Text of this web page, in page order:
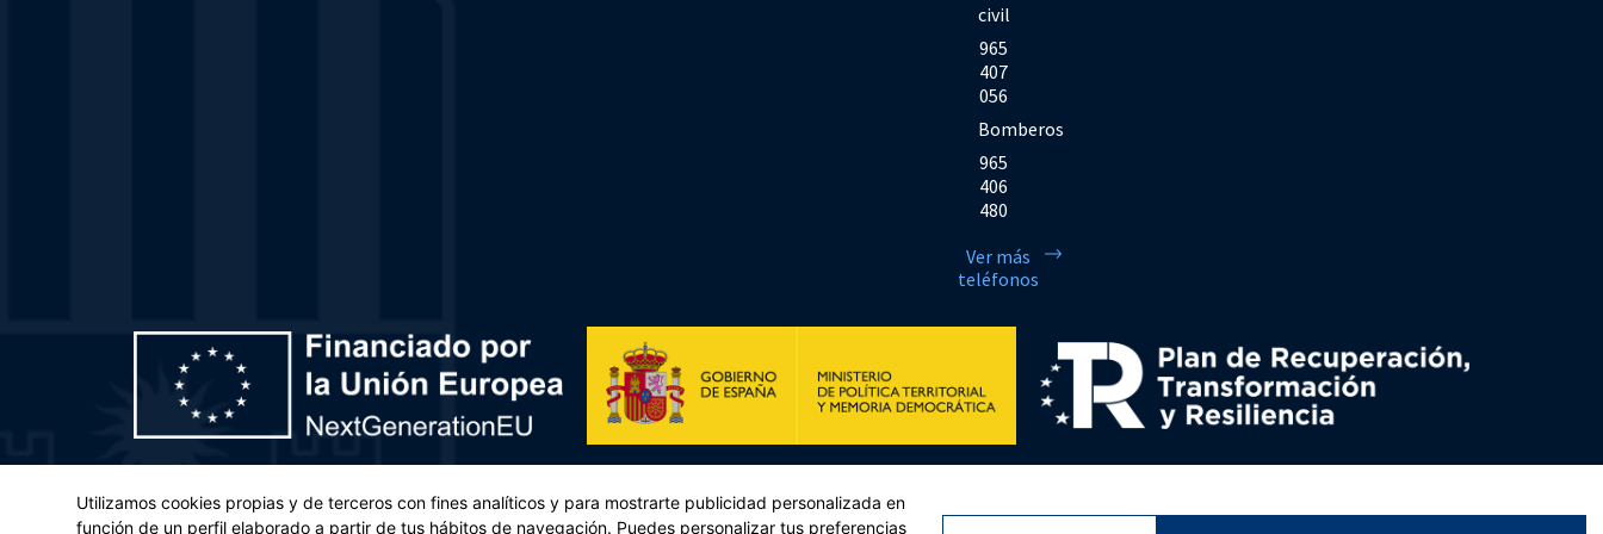
civil
965
407
056
Bomberos
965
406
480
Ver más
teléfonos
(UE) 2021/241 del Parlamento Europeo y del Consejo, de 12 de febrero de 2021. Componente 11, Inversión 2 del PRTR gestionado por el Ministerio de Política territorial.
Utilizamos cookies propias y de terceros con fines analíticos y para mostrarte publicidad personalizada en
función de un perfil elaborado a partir de tus hábitos de navegación. Puedes personalizar tus preferencias